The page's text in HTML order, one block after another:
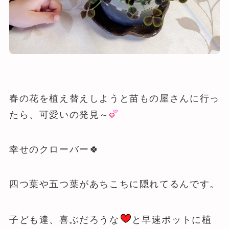
春の花を植え替えしようと苗もの屋さんに行っ
たら、可愛いの発見～
幸せのクローバー🍀
四つ葉や五つ葉があちこちに隠れてるんです。
子ども達、喜ぶだろうな
と早速ポットに植